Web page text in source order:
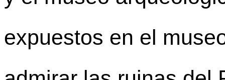
expuestos en el